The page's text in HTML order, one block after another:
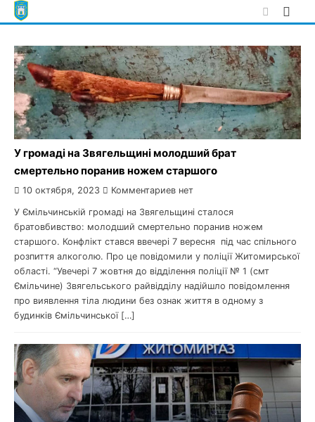
Skip
to
У громаді на Звягельщині молодший брат
смертельно поранив ножем старшого
10 октября, 2023 Комментариев нет
У Ємільчинській громаді на Звягельщині сталося
братовбивство: молодший смертельно поранив ножем
старшого. Конфлікт стався ввечері 7 вересня під час спільного
розпиття алкоголю. Про це повідомили у поліції Житомирської
області. “Увечері 7 жовтня до відділення поліції № 1 (смт
Ємільчине) Звягельського райвідділу надійшло повідомлення
про виявлення тіла людини без ознак життя в одному з
будинків Ємільчинської […]